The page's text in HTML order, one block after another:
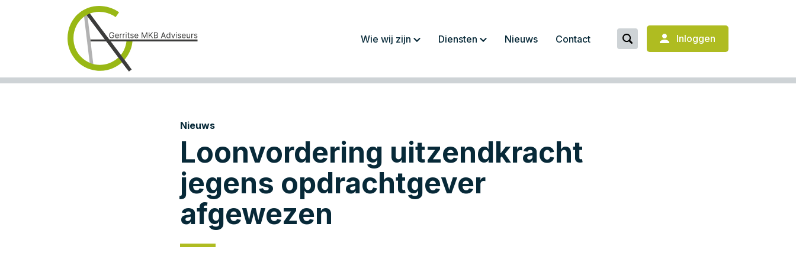
Wie wij zijn Diensten
Salaris en personeel
Nieuws Contact Inloggen
Nieuws
Loonvordering uitzendkracht
jegens opdrachtgever
afgewezen